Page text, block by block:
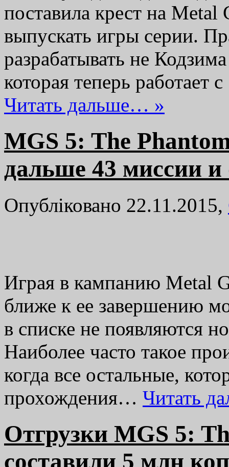
поставила крест на Metal
выпускать игры серии.
разрабатывать не
которая теперь
Читать дальше… »
MGS 5: The
дальше 43 миссии
Опубліковано 22.11.2015,
Играя в кампанию Metal
ближе к ее завершению
в списке не появляются
Наиболее часто такое
когда все остальные,
прохождения… Читать
Отгрузки MGS 5:
составили 5 млн